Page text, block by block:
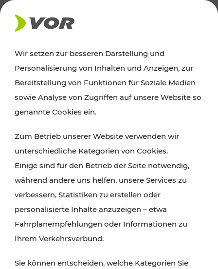
AKTUELLES
Ausflugstipps
Wien, Niederösterreich und das Burgenland
Wanderungen, Kultur und Gastronomie,
Radtouren oder purer Naturgenuss – viele
Attraktionen sind mit den Ticket- und Fahrplan-
Angeboten des VOR gut und schnell erreichbar.
Wir setzen zur besseren Darstellung und
Personalisierung von Inhalten und Anzeigen, zur
Bereitstellung von Funktionen für Soziale Medien
sowie Analyse von Zugriffen auf unsere Website so
genannte Cookies ein.
Zum Betrieb unserer Website verwenden wir
unterschiedliche Kategorien von Cookies.
Einige sind für den Betrieb der Seite notwendig,
während andere uns helfen, unsere Services zu
verbessern, Statistiken zu erstellen oder
personalisierte Inhalte anzuzeigen – etwa
Fahrplanempfehlungen oder Informationen zu
Ihrem Verkehrsverbund.
Sie können entscheiden, welche Kategorien Sie